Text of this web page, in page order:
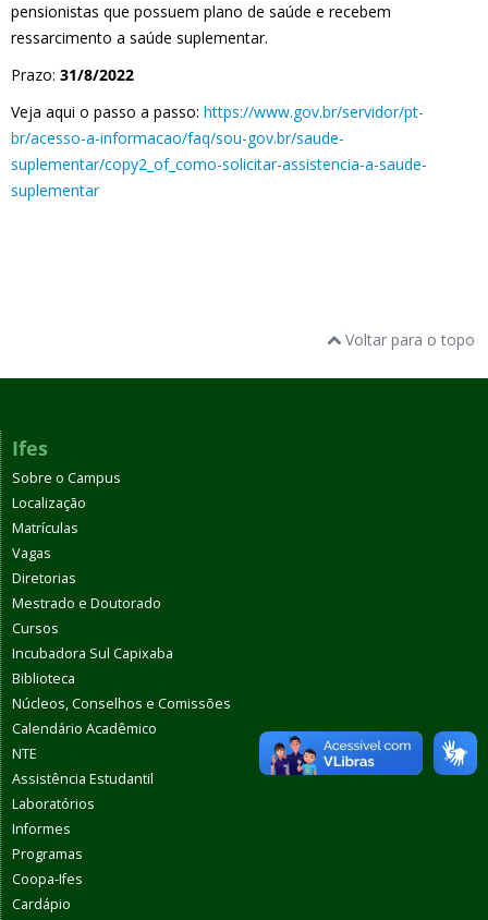
pensionistas que possuem plano de saúde e recebem
ressarcimento a saúde suplementar.
Prazo: 31/8/2022
Veja aqui o passo a passo: https://www.gov.br/servidor/pt-
br/acesso-a-informacao/faq/sou-gov.br/saude-
suplementar/copy2_of_como-solicitar-assistencia-a-saude-
suplementar
Voltar para o topo
Ifes
Sobre o Campus
Localização
Matrículas
Vagas
Diretorias
Mestrado e Doutorado
Cursos
Incubadora Sul Capixaba
Biblioteca
Núcleos, Conselhos e Comissões
Calendário Acadêmico
NTE
Assistência Estudantil
Laboratórios
Informes
Programas
Coopa-Ifes
Cardápio